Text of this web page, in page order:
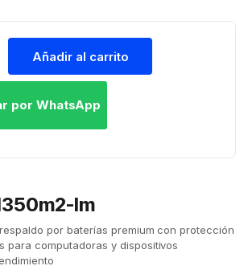
Añadir al carrito
por WhatsApp
lm
por baterías premium con protección
para computadoras y dispositivos